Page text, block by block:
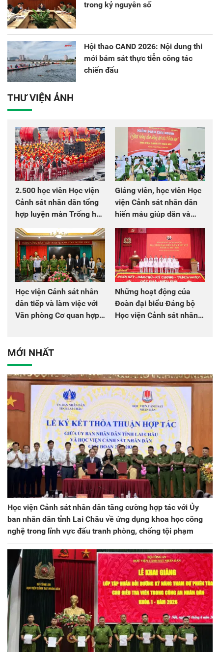
trong kỷ nguyên số
Hội thao CAND 2026: Nội dung thi
mới bám sát thực tiễn công tác
chiến đấu
THƯ VIỆN ẢNH
2.500 học viên Học viện
Cảnh sát nhân dân tổng
hợp luyện màn Trống hội
chào mừng Đại hội Đảng
Giảng viên, học viên Học
viện Cảnh sát nhân dân
hiến máu giúp dân và
đồng đội
Học viện Cảnh sát nhân
dân tiếp và làm việc với
Văn phòng Cơ quan hợp
Những hoạt động của
Đoàn đại biểu Đảng bộ
Học viện Cảnh sát nhân
MỚI NHẤT
Học viện Cảnh sát nhân dân tăng cường hợp tác với Ủy
ban nhân dân tỉnh Lai Châu về ứng dụng khoa học công
nghệ trong lĩnh vực đấu tranh phòng, chống tội phạm